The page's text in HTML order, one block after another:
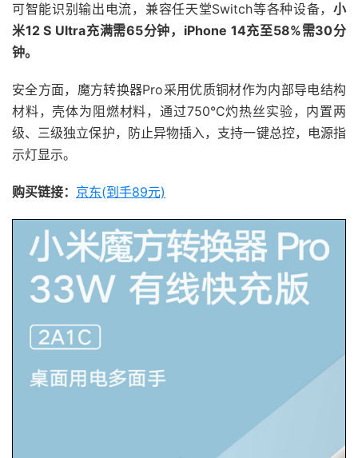
可智能识别输出电流，兼容任天堂Switch等各种设备， 小
米12 S Ultra充满需65分钟，iPhone 14充至58%需30分
钟。
安全方面，魔方转换器Pro采用优质铜材作为内部导电结构
材料，壳体为阻燃材料，通过750°C灼热丝实验，内置两
级、三级独立保护，防止异物插入，支持一键总控，电源指
示灯显示。
购买链接： 京东(到手89元)